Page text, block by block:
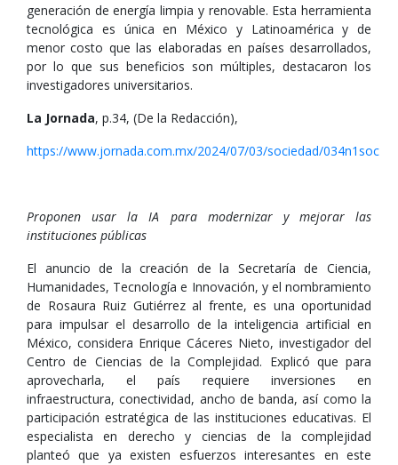
generación de energía limpia y renovable. Esta herramienta
tecnológica es única en México y Latinoamérica y de
menor costo que las elaboradas en países desarrollados,
por lo que sus beneficios son múltiples, destacaron los
investigadores universitarios.
La Jornada, p.34, (De la Redacción),
https://www.jornada.com.mx/2024/07/03/sociedad/034n1soc
Proponen usar la IA para modernizar y mejorar las
instituciones públicas
El anuncio de la creación de la Secretaría de Ciencia,
Humanidades, Tecnología e Innovación, y el nombramiento
de Rosaura Ruiz Gutiérrez al frente, es una oportunidad
para impulsar el desarrollo de la inteligencia artificial en
México, considera Enrique Cáceres Nieto, investigador del
Centro de Ciencias de la Complejidad. Explicó que para
aprovecharla, el país requiere inversiones en
infraestructura, conectividad, ancho de banda, así como la
participación estratégica de las instituciones educativas. El
especialista en derecho y ciencias de la complejidad
planteó que ya existen esfuerzos interesantes en este